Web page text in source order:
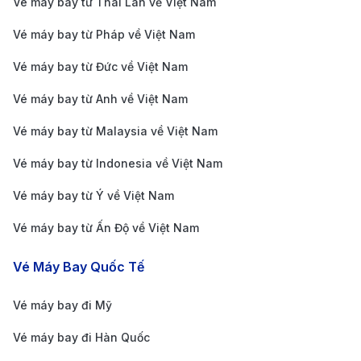
đến Tây An, bạn cần lưu ý một số kinh nghiệm sau:
hoặc mùa cao điểm du lịch tại Tây An.
Chọn thời gian bay hợp lý:Các chuyến bay vào
giữa tuần thường có giá rẻ hơn so với cuối tuần.
sánh giá vé như 190 Booking giúp bạn kiểm tra và
so sánh giá vé từ nhiều hãng hàng không khác
giá tốt nhất và lịch trình phù hợp.
Kiểm tra quy định hành lý
Vé máy bay từ Pháp về Việt Nam
Vé máy bay từ Đức về Việt Nam
Vé máy bay từ Anh về Việt Nam
Vé máy bay từ Malaysia về Việt Nam
Vé máy bay từ Indonesia về Việt Nam
Vé máy bay từ Ý về Việt Nam
Vé máy bay từ Ấn Độ về Việt Nam
Vé Máy Bay Quốc Tế
Vé máy bay đi Mỹ
Vé máy bay đi Hàn Quốc